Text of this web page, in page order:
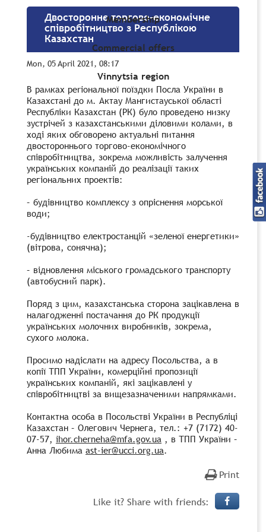
Membership
Commercial offers
Vinnytsia region
Двостороннє торгово-економічне
співробітництво з Республікою
Казахстан
Mon, 05 April 2021, 08:17
В рамках реriональної поїздки Посла України в
Казахстані до м. Актау Мангистауської області
Республіки Казахстан (РК) було проведено низку
зустрічей з казахстанськими діловими колами, в
ході яких обговорено актуальні питання
двостороннього торгово-економічного
співробітництва, зокрема можливість залучення
українських компаній до реалізації таких
регіональних проектів:
– будівництво комплексу з опріснення морської
води;
-будівництво електростанцій «зеленої енергетики»
(вітрова, сонячна);
– відновлення міського громадського транспорту
(автобусний парк).
Поряд з цим, казахстанська сторона зацікавлена в
налагодженні постачання до РК продукції
українських молочних виробників, зокрема,
сухого молока.
Просимо надіслати на адресу Посольства, а в
копії ТПП України, комерційні пропозиції
українських компаній, які зацікавлені у
співробітництві за вищезазначеними напрямками.
Контактна особа в Посольстві України в Республіці
Казахстан – Олегович Чернега, тел.: +7 (7172) 40-
07-57, ihor.cherneha@mfa.gov.ua , в ТПП України –
Анна Любима ast-ier@ucci.org.ua.
Print
Like it? Share with friends: